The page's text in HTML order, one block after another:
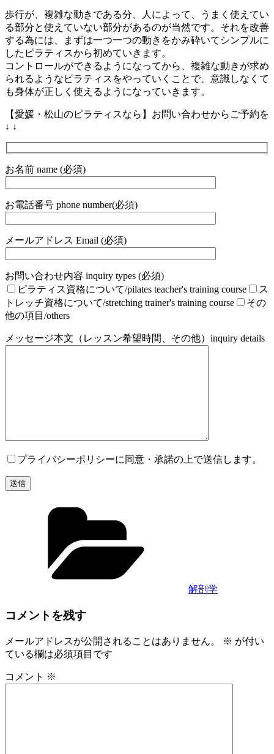
歩行が、複雑な動きである分、人によって、うまく使えてい
る部分と使えていない部分があるのが当然です。それを改善
する為には、まずは一つ一つの動きをかみ砕いてシンプルに
したピラティスから初めていきます。
コントロールができるようになってから、複雑な動きが求め
られるようなピラティスをやっていくことで、意識しなくて
も身体が正しく使えるようになっていきます。
【愛媛・松山のピラティスなら】お問い合わせからご予約を
↓ ↓
お名前 name (必須)
お電話番号 phone number(必須)
メールアドレス Email (必須)
お問い合わせ内容 inquiry types (必須)
ピラティス資格について/pilates teacher's training course
ス
トレッチ資格について/stretching trainer's training course
その
他の項目/others
メッセージ本文（レッスン希望時間、その他）inquiry details
プライバシーポリシーに同意・承諾の上で送信します。
解剖学
コメントを残す
メールアドレスが公開されることはありません。 ※ が付い
ている欄は必須項目です
コメント ※